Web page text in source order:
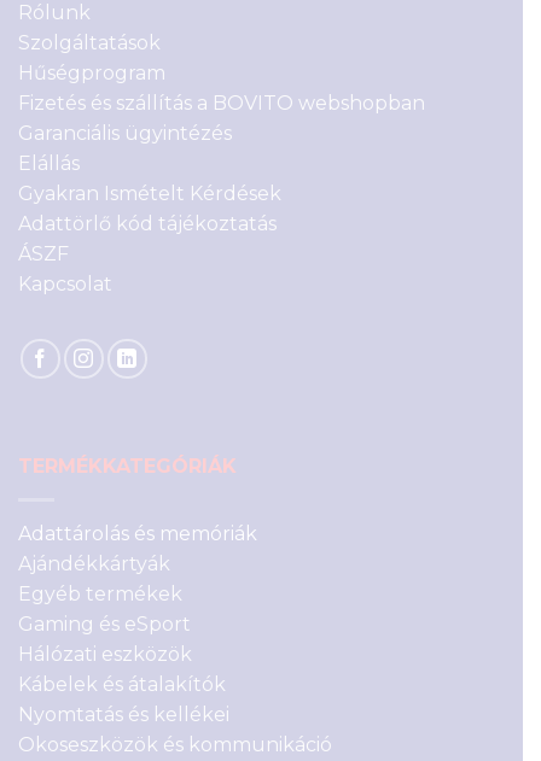
Rólunk
Szolgáltatások
Hűségprogram
Fizetés és szállítás a BOVITO webshopban
Garanciális ügyintézés
Elállás
Gyakran Ismételt Kérdések
Adattörlő kód tájékoztatás
ÁSZF
Kapcsolat
TERMÉKKATEGÓRIÁK
Adattárolás és memóriák
Ajándékkártyák
Egyéb termékek
Gaming és eSport
Hálózati eszközök
Kábelek és átalakítók
Nyomtatás és kellékei
Okoseszközök és kommunikáció